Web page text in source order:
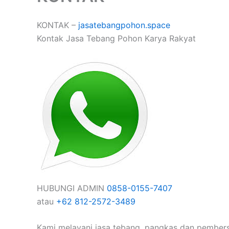
KONTAK – jasatebangpohon.space
Kontak Jasa Tebang Pohon Karya Rakyat
HUBUNGI ADMIN 0858-0155-7407
atau +62 812-2572-3489